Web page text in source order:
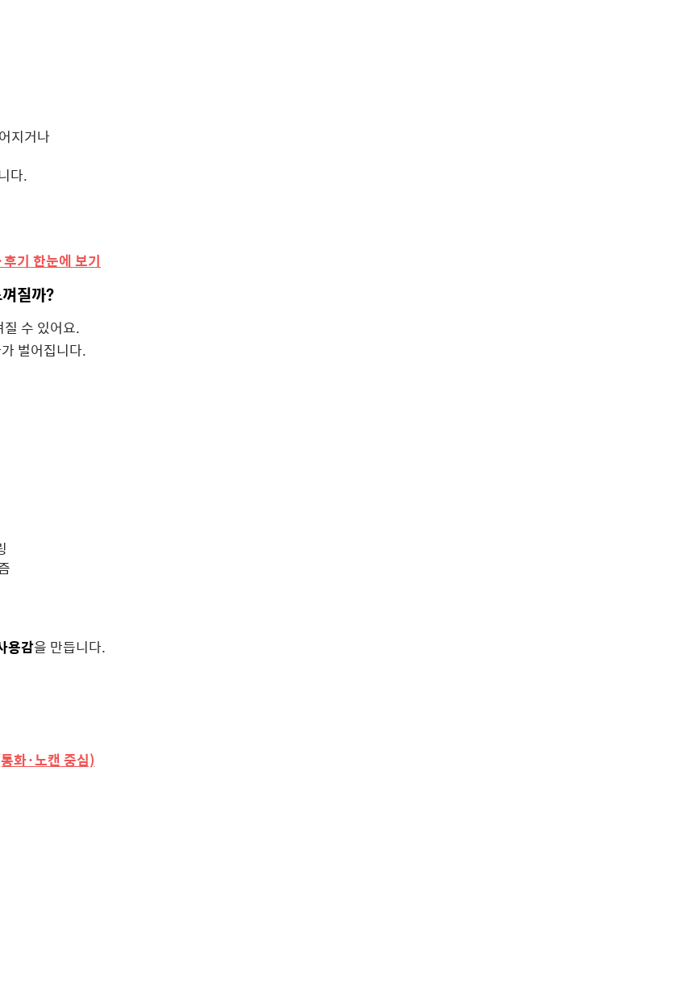
지거나
다.
기 한눈에 보기
질까?
수 있어요.
벌어집니다.
용감을 만듭니다.
화·노캔 중심)